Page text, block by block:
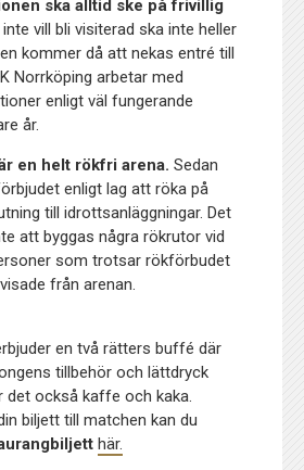
ska alltid ske på frivillig
vill bli visiterad ska inte heller
kommer då att nekas entré till
Norrköping arbetar med
enligt väl fungerande
år.
en helt rökfri arena. Sedan
enligt lag att röka på
till idrottsanläggningar. Det
att byggas några rökrutor vid
som trotsar rökförbudet
från arenan.
en två rätters buffé där
tillbehör och lättdryck
det också kaffe och kaka.
biljett till matchen kan du
här.